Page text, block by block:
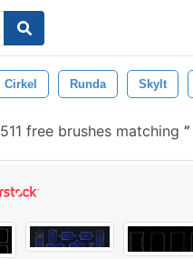
Cirkel Runda Skylt
511 free brushes matching